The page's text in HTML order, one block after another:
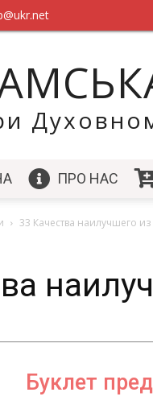
ПРО НАС
33 Качества наилучшего
Буклет